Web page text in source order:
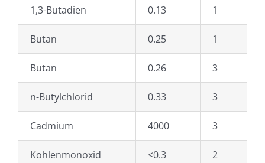
1,3-Butadien 0.13 1
Butan 0.25 1
Butan 0.26 3
n-Butylchlorid 0.33 3
Cadmium 4000 3
Kohlenmonoxid <0.3 2